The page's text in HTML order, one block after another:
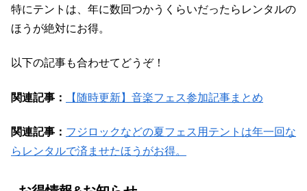
特にテントは、年に数回つかうくらいだったらレンタルの
ほうが絶対にお得。
以下の記事も合わせてどうぞ！
関連記事： 【随時更新】音楽フェス参加記事まとめ
関連記事： フジロックなどの夏フェス用テントは年一回な
らレンタルで済ませたほうがお得。